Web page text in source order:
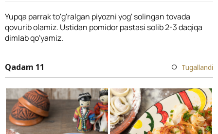
Yupqa parrak to'g'ralgan piyozni yog' solingan tovada
qovurib olamiz. Ustidan pomidor pastasi solib 2-3 daqiqa
dimlab qo'yamiz.
Qadam 11 Tugallandi